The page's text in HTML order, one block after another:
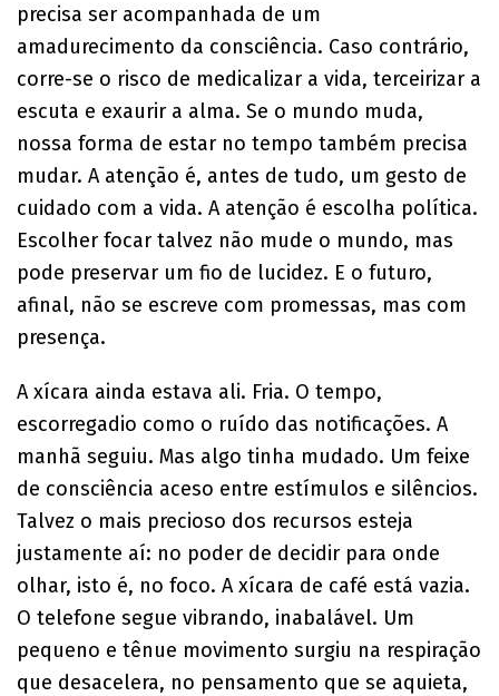
precisa ser acompanhada de um
amadurecimento da consciência. Caso contrário,
corre-se o risco de medicalizar a vida, terceirizar a
escuta e exaurir a alma. Se o mundo muda,
nossa forma de estar no tempo também precisa
mudar. A atenção é, antes de tudo, um gesto de
cuidado com a vida. A atenção é escolha política.
Escolher focar talvez não mude o mundo, mas
pode preservar um fio de lucidez. E o futuro,
afinal, não se escreve com promessas, mas com
presença.
A xícara ainda estava ali. Fria. O tempo,
escorregadio como o ruído das notificações. A
manhã seguiu. Mas algo tinha mudado. Um feixe
de consciência aceso entre estímulos e silêncios.
Talvez o mais precioso dos recursos esteja
justamente aí: no poder de decidir para onde
olhar, isto é, no foco. A xícara de café está vazia.
O telefone segue vibrando, inabalável. Um
pequeno e tênue movimento surgiu na respiração
que desacelera, no pensamento que se aquieta,